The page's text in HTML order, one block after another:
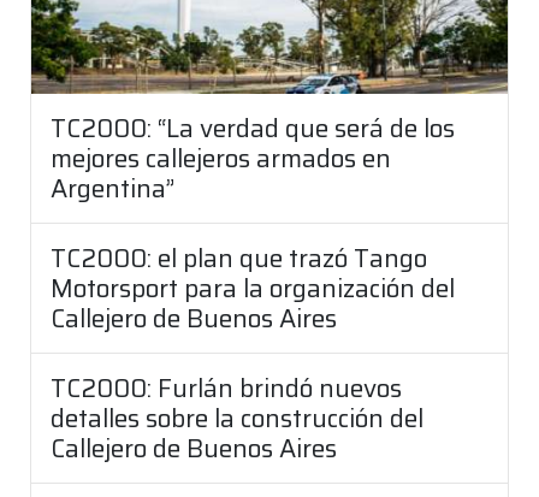
TC2000: “La verdad que será de los
mejores callejeros armados en
Argentina”
TC2000: el plan que trazó Tango
Motorsport para la organización del
Callejero de Buenos Aires
TC2000: Furlán brindó nuevos
detalles sobre la construcción del
Callejero de Buenos Aires